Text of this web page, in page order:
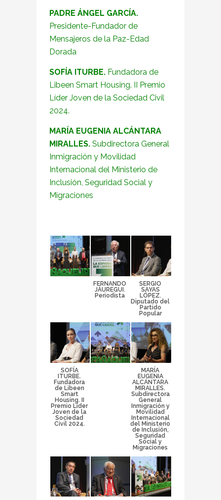
PADRE ÁNGEL GARCÍA.
Presidente-Fundador de
Mensajeros de la Paz-Edad
Dorada
SOFÍA ITURBE. Fundadora de
Libeen Smart Housing. II Premio
Líder Joven de la Sociedad Civil
2024.
MARÍA EUGENIA ALCÁNTARA
MIRALLES. Subdirectora General
Inmigración y Movilidad
Internacional del Ministerio de
Inclusión, Seguridad Social y
Migraciones
FERNANDO
JÁUREGUI.
Periodista
SERGIO
SAYAS
LÓPEZ.
Diputado del
Partido
Popular
SOFÍA
ITURBE.
Fundadora
de Libeen
Smart
Housing. II
Premio Líder
Joven de la
Sociedad
Civil 2024.
MARÍA
EUGENIA
ALCÁNTARA
MIRALLES.
Subdirectora
General
Inmigración y
Movilidad
Internacional
del Ministerio
de Inclusión,
Seguridad
Social y
Migraciones